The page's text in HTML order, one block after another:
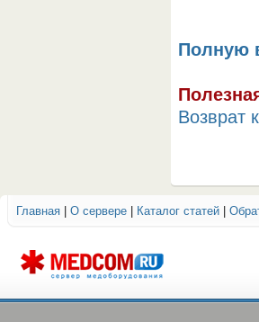
Полную
Возврат
Главная О сервере Каталог статей